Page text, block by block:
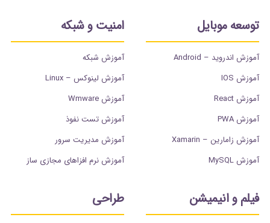
توسعه موبایل
آموزش اندروید – Android
آموزش IOS
آموزش React
آموزش PWA
آموزش زامارین – Xamarin
آموزش MySQL
امنیت و شبکه
آموزش شبکه
آموزش لینوکس – Linux
آموزش Wmware
آموزش تست نفوذ
آموزش مدیریت سرور
آموزش نرم افزاهای مجازی ساز
فیلم و انیمیشن طراحی